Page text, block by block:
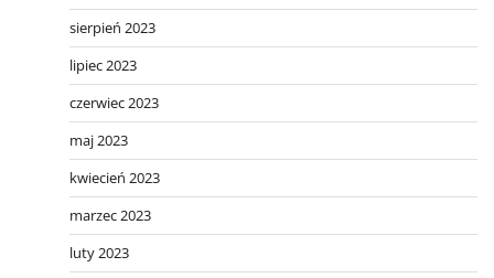
sierpień 2023
lipiec 2023
czerwiec 2023
maj 2023
kwiecień 2023
marzec 2023
luty 2023